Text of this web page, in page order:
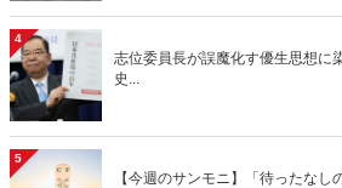
4
志位委員長が誤魔化す優生思想に
史...
5
【今週のサンモニ】「待ったなし